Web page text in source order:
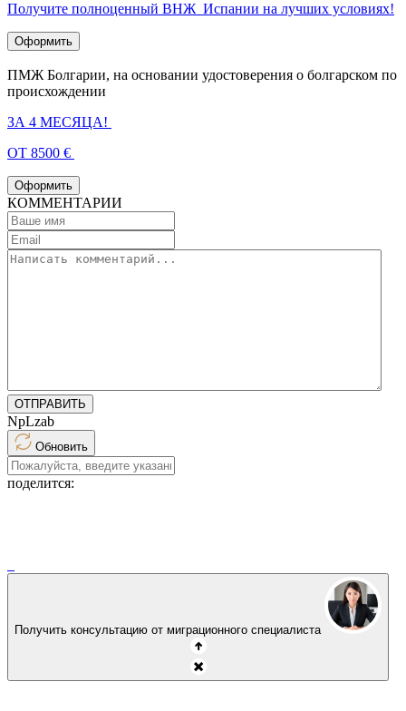
Получите полноценный ВНЖ Испании на лучших условиях!
Оформить
ПМЖ Болгарии, на основании удостоверения о болгарском по
происхождении
ЗА 4 МЕСЯЦА!
ОТ 8500 €
Оформить
КОММЕНТАРИИ
ОТПРАВИТЬ
NpLzab
Обновить
поделится:
Получить консультацию от миграционного специалиста